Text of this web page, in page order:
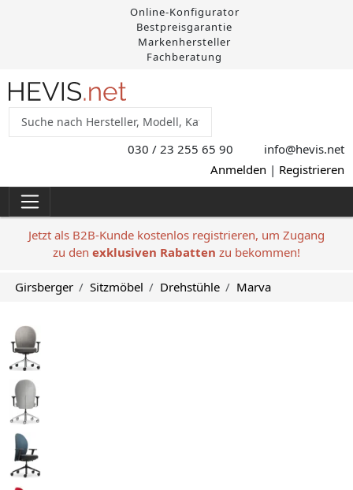
Online-Konfigurator
Bestpreisgarantie
Markenhersteller
Fachberatung
030 / 23 255 65 90 info@hevis.net
Anmelden | Registrieren
Jetzt als B2B-Kunde kostenlos registrieren, um Zugang
zu den exklusiven Rabatten zu bekommen!
Girsberger Sitzmöbel Drehstühle Marva